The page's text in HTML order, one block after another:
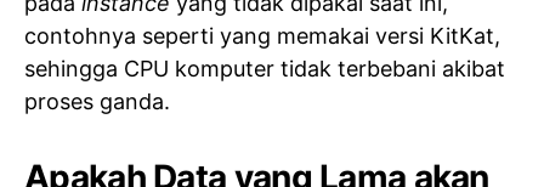
contohnya seperti yang memakai versi KitKat,
sehingga CPU komputer tidak terbebani akibat
proses ganda.
Apakah Data yang Lama akan